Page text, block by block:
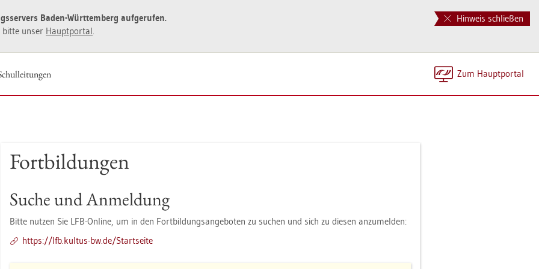
Hinweis schließen
Baden-Würt­tem­berg auf­ge­ru­fen.
bitte unser Haupt­por­tal.
Zum Haupt­por­tal
Fort­bil­dun­gen
Suche und An­mel­dung
Bitte nut­zen Sie LFB-On­line, um in den Fort­bil­dungs­an­ge­bo­ten zu su­chen und sich zu die­sen an­zu­mel­den:
https://​lfb.​kul­tus-​bw.​de/​Start­sei­te